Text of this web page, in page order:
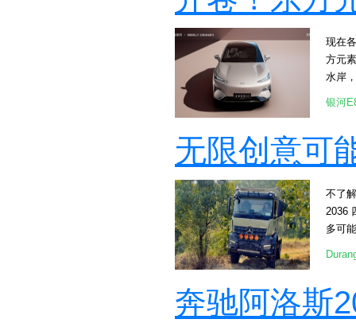
无框
有一
双前
水滴
成了
观豪
叶鞣
这座
何多
野，
真的
现在
方元
水岸
车身
银河
无限创意可
不了
2036
多可
气野
斯
越野
奔驰阿洛斯